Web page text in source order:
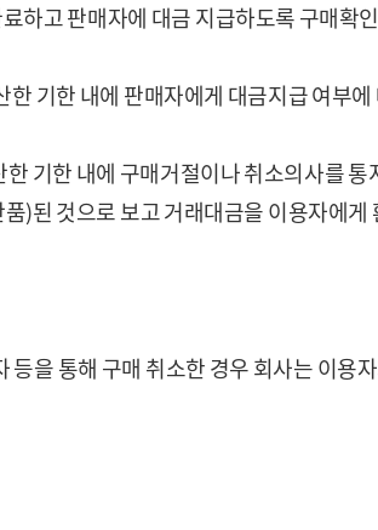
하고 판매자에 대금 지급하도록 구매확
기한 내에 판매자에게 대금지급 여부
기한 내에 구매거절이나 취소의사를
)된 것으로 보고 거래대금을 이용자에게
을 통해 구매 취소한 경우 회사는 이용